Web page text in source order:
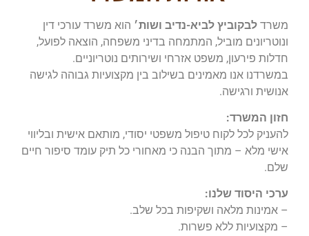
משרד לבקוביץ לביא-נדיב ושות׳ הוא משרד עורכי דין
ונוטריונים מוביל, המתמחה בדיני משפחה, הוצאה לפועל,
חדלות פירעון, משפט אזרחי ושירותים נוטריוניים.
במשרדנו אנו מאמינים בשילוב בין מקצועיות גבוהה לגישה
אנושית ורגישה.
חזון המשרד:
להעניק לכל לקוח טיפול משפטי יסודי, מותאם אישית ובליווי
אישי מלא – מתוך הבנה כי מאחורי כל תיק עומד סיפור חיים
שלם.
ערכי היסוד שלנו:
– אמינות מלאה ושקיפות בכל שלב.
– מקצועיות ללא פשרות.